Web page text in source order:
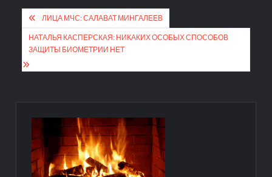
Навигация
по
записям
ЛИЦА МЧС: САЛАВАТ МИНГАЛЕЕВ
НАТАЛЬЯ КАСПЕРСКАЯ: НИКАКИХ ОСОБЫХ СПОСОБОВ
ЗАЩИТЫ БИОМЕТРИИ НЕТ